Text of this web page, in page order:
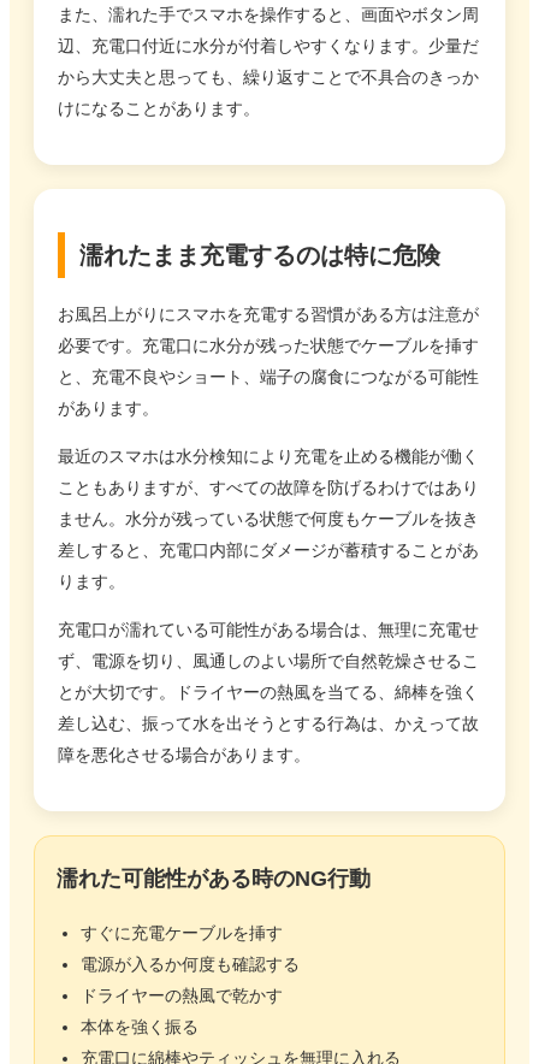
また、濡れた手でスマホを操作すると、画面やボタン周
辺、充電口付近に水分が付着しやすくなります。少量だ
から大丈夫と思っても、繰り返すことで不具合のきっか
けになることがあります。
濡れたまま充電するのは特に危険
お風呂上がりにスマホを充電する習慣がある方は注意が
必要です。充電口に水分が残った状態でケーブルを挿す
と、充電不良やショート、端子の腐食につながる可能性
があります。
最近のスマホは水分検知により充電を止める機能が働く
こともありますが、すべての故障を防げるわけではあり
ません。水分が残っている状態で何度もケーブルを抜き
差しすると、充電口内部にダメージが蓄積することがあ
ります。
充電口が濡れている可能性がある場合は、無理に充電せ
ず、電源を切り、風通しのよい場所で自然乾燥させるこ
とが大切です。ドライヤーの熱風を当てる、綿棒を強く
差し込む、振って水を出そうとする行為は、かえって故
障を悪化させる場合があります。
濡れた可能性がある時のNG行動
すぐに充電ケーブルを挿す
電源が入るか何度も確認する
ドライヤーの熱風で乾かす
本体を強く振る
充電口に綿棒やティッシュを無理に入れる